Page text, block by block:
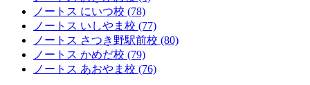
ノートス にいつ校 (78)
ノートス いしやま校 (77)
ノートス さつき野駅前校 (80)
ノートス かめだ校 (79)
ノートス あおやま校 (76)